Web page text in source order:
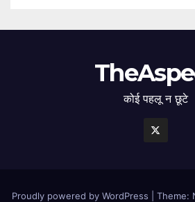
कोई पहलू न छूटे
Proudly powered by WordPress Theme: